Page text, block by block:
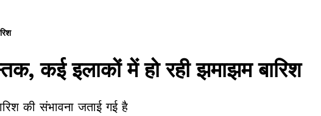
कई इलाकों में हो रही झमाझम बारिश
की संभावना जताई गई है